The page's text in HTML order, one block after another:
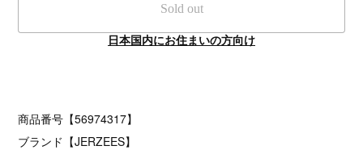
Sold out
日本国内にお住まいの方向け
商品番号【56974317】
ブランド【JERZEES】